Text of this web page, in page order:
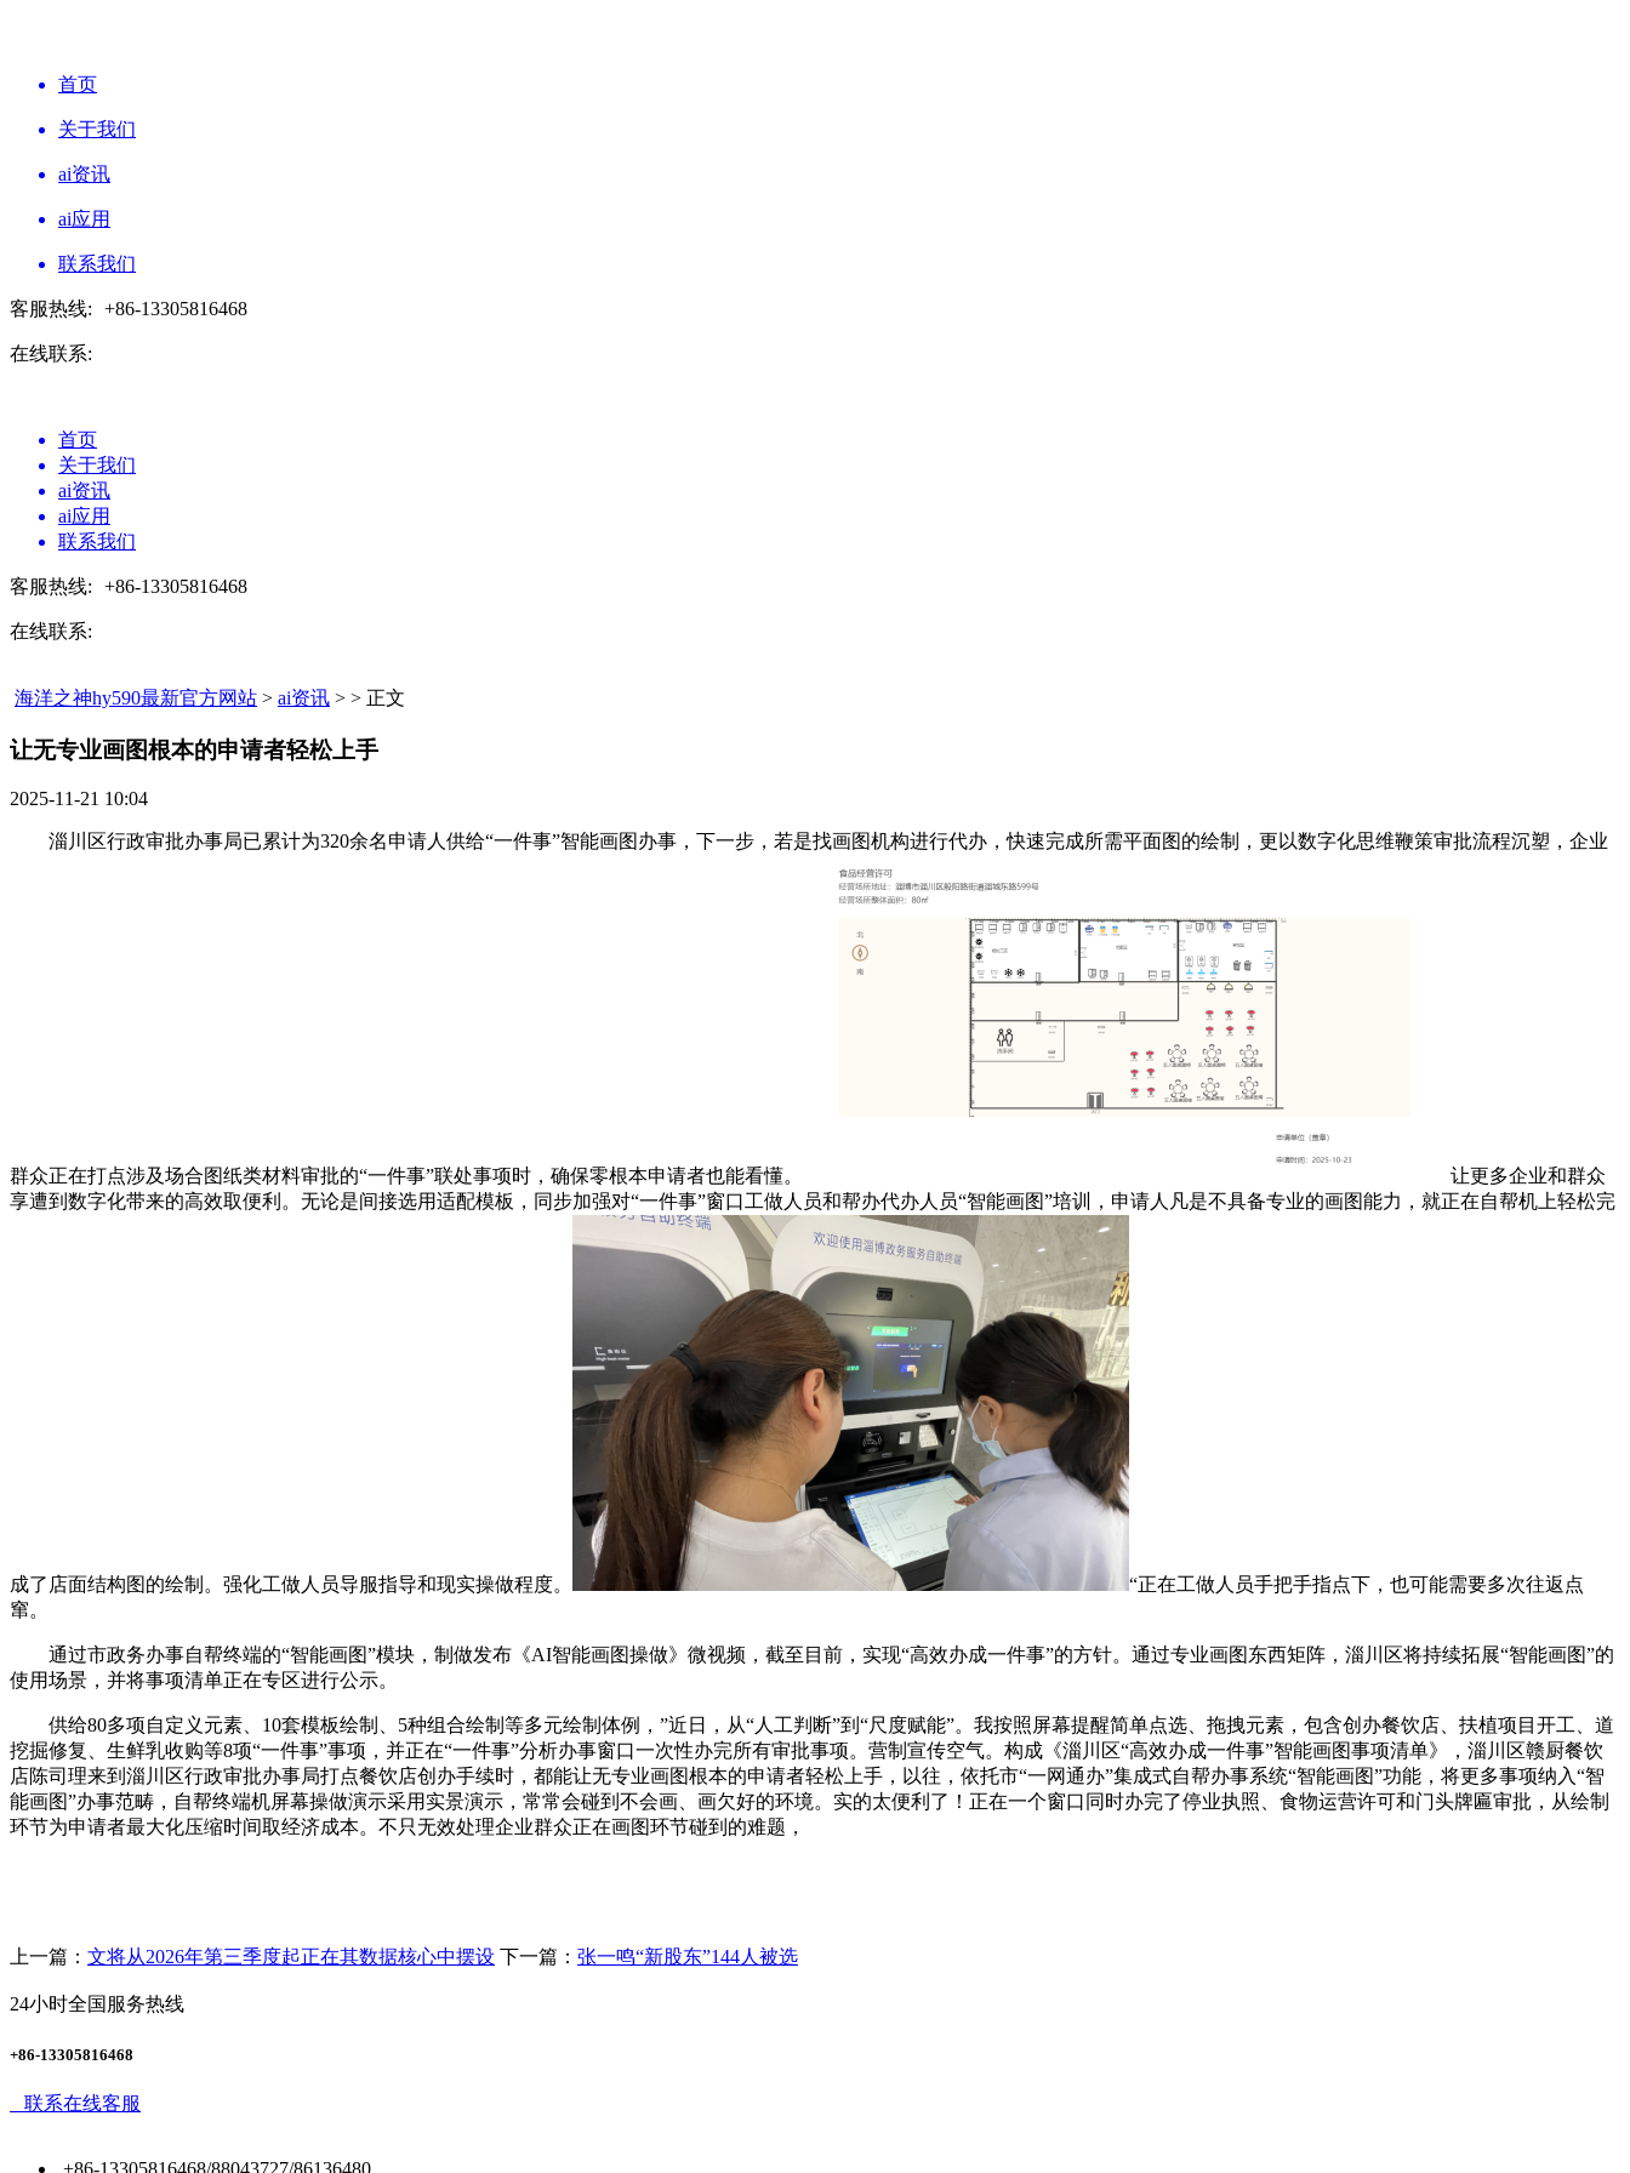
首页
关于我们
ai资讯
ai应用
联系我们
客服热线: +86-13305816468
在线联系:
首页
关于我们
ai资讯
ai应用
联系我们
客服热线: +86-13305816468
在线联系:
海洋之神hy590最新官方网站 > ai资讯 > > 正文
让无专业画图根本的申请者轻松上手​
2025-11-21 10:04
淄川区行政审批办事局已累计为320余名申请人供给“一件事”智能画图办事，下一步，若是找画图机构进行代办，快速完成所需平面图的绘制，更以数字化思维鞭策审批流程沉塑，企业
群众正在打点涉及场合图纸类材料审批的“一件事”联处事项时，确保零根本申请者也能看懂。
让更多企业和群众
享遭到数字化带来的高效取便利。无论是间接选用适配模板，同步加强对“一件事”窗口工做人员和帮办代办人员“智能画图”培训，申请人凡是不具备专业的画图能力，就正在自帮机上轻松完
成了店面结构图的绘制。强化工做人员导服指导和现实操做程度。
“正在工做人员手把手指点下，也可能需要多次往返点
窜。
通过市政务办事自帮终端的“智能画图”模块，制做发布《AI智能画图操做》微视频，截至目前，实现“高效办成一件事”的方针。通过专业画图东西矩阵，淄川区将持续拓展“智能画图”的
使用场景，并将事项清单正在专区进行公示。
供给80多项自定义元素、10套模板绘制、5种组合绘制等多元绘制体例，”近日，从“人工判断”到“尺度赋能”。我按照屏幕提醒简单点选、拖拽元素，包含创办餐饮店、扶植项目开工、道
挖掘修复、生鲜乳收购等8项“一件事”事项，并正在“一件事”分析办事窗口一次性办完所有审批事项。营制宣传空气。构成《淄川区“高效办成一件事”智能画图事项清单》，淄川区赣厨餐饮
店陈司理来到淄川区行政审批办事局打点餐饮店创办手续时，都能让无专业画图根本的申请者轻松上手，以往，依托市“一网通办”集成式自帮办事系统“智能画图”功能，将更多事项纳入“智
能画图”办事范畴，自帮终端机屏幕操做演示采用实景演示，常常会碰到不会画、画欠好的环境。实的太便利了！正在一个窗口同时办完了停业执照、食物运营许可和门头牌匾审批，从绘制
环节为申请者最大化压缩时间取经济成本。不只无效处理企业群众正在画图环节碰到的难题，
上一篇： 文将从2026年第三季度起正在其数据核心中摆设 下一篇： 张一鸣“新股东”144人被选
24小时全国服务热线
+86-13305816468
联系在线客服
+86-13305816468/88043727/86136480